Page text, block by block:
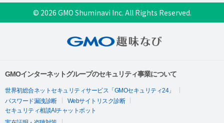
© 2026 GMO Shuminavi Inc. All Rights Reserved.